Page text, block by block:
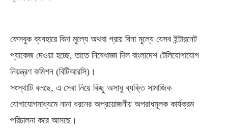
ফেসবুক ব্যবহারে বিনা মূল্যে অথবা প্রায় বিনা মূল্যে যেসব ইন্টারনেট
প্যাকেজ দেওয়া হচ্ছে, তাতে নিষেধাজ্ঞা দিল বাংলাদেশ টেলিযোগাযোগ
নিয়ন্ত্রণ কমিশন (বিটিআরসি)।
সংস্থাটি বলছে, এ সেবা নিয়ে কিছু অসাধু ব্যক্তি সামাজিক
যোগাযোগমাধ্যমে নানা ধরনের অপ্রয়োজনীয় অপরাধমূলক কার্যক্রম
পরিচালনা করে আসছে।